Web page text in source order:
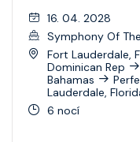
16. 04. 2028
Symphony Of
Fort Lauderdale,
Dominican Rep
Bahamas
Lauderdale,
6 nocí